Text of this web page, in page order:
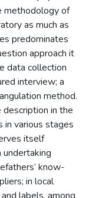
methodology of
as much as
predominates
approach it
data collection
interview; a
method.
in the
in various stages
itself
undertaking
know-
in local